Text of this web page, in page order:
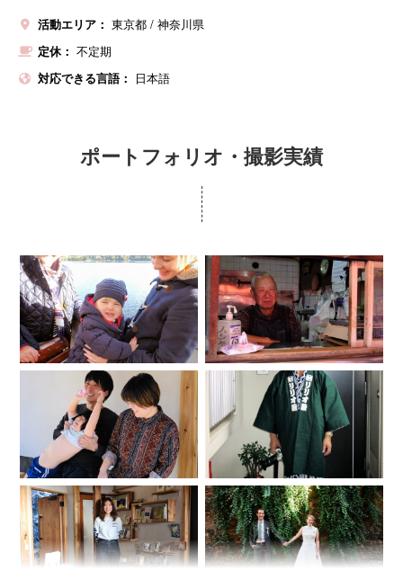
活動エリア： 東京都
神奈川県
定休： 不定期
対応できる言語： 日本語
ポートフォリオ・撮影実績